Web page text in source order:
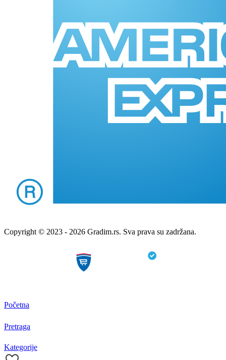
Copyright © 2023 - 2026 Gradim.rs. Sva prava su zadržana.
Početna
Pretraga
Kategorije